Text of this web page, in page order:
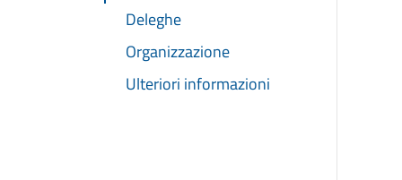
Deleghe
Organizzazione
Ulteriori informazioni